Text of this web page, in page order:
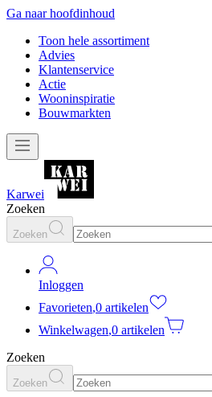
Ga naar hoofdinhoud
Toon hele assortiment
Advies
Klantenservice
Actie
Wooninspiratie
Bouwmarkten
Karwei
Zoeken
Zoeken
Inloggen
Favorieten,0 artikelen
Winkelwagen,0 artikelen
Zoeken
Zoeken